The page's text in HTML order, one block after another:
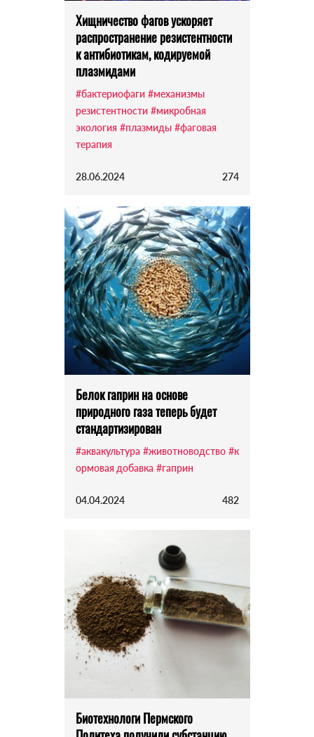
Хищничество фагов ускоряет
распространение резистентности
к антибиотикам, кодируемой
плазмидами
#бактериофаги #механизмы
резистентности #микробная
экология #плазмиды #фаговая
терапия
28.06.2024 274
Белок гаприн на основе
природного газа теперь будет
стандартизирован
#аквакультура #животноводство #к
ормовая добавка #гаприн
04.04.2024 482
Биотехнологи Пермского